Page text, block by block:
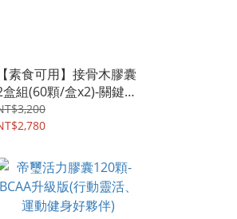
【素食可用】接骨木膠囊
盒組(60顆/盒x2)-關鍵保
新選擇